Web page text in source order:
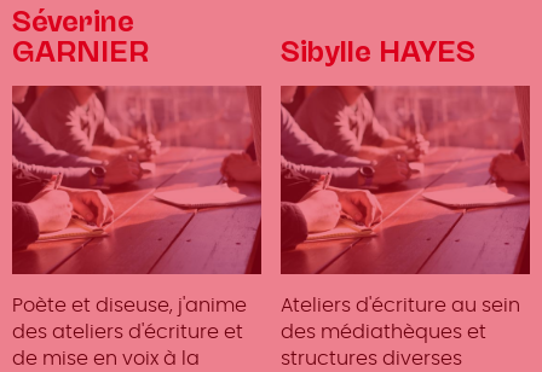
Séverine
GARNIER
Poète et diseuse, j'anime
des ateliers d'écriture et
de mise en voix à la
Sibylle HAYES
Ateliers d'écriture au sein
des médiathèques et
structures diverses